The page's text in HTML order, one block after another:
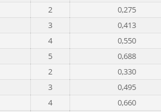
2
0,275
3
0,413
4
0,550
5
0,688
2
0,330
3
0,495
4
0,660